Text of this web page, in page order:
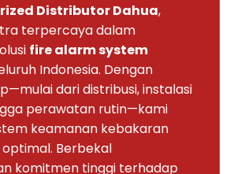
Distributor Dahua,
terpercaya dalam
fire alarm system
Indonesia. Dengan
dari distribusi, instalasi
perawatan rutin—kami
keamanan kebakaran
Berbekal
komitmen tinggi terhadap